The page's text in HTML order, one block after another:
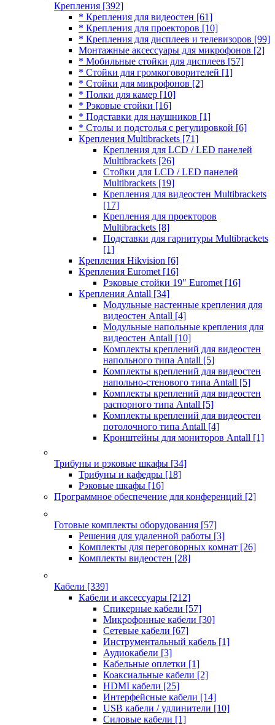
Крепления [392]
* Крепления для видеостен [61]
* Крепления для проекторов [10]
* Крепления для дисплеев и телевизоров [99]
Монтажные аксессуары для микрофонов [2]
* Мобильные стойки для дисплеев [57]
* Стойки для громкоговорителей [1]
* Стойки для микрофонов [2]
* Полки для камер [10]
* Рэковые стойки [16]
* Подставки для наушников [1]
* Столы и подстолья с регулировкой [6]
Крепления Multibrackets [71]
Крепления для LCD / LED панелей
Multibrackets [26]
Стойки для LCD / LED панелей
Multibrackets [19]
Крепления для видеостен Multibrackets
[17]
Крепления для проекторов
Multibrackets [8]
Подставки для гарнитуры Multibrackets
[1]
Крепления Hikvision [6]
Крепления Euromet [16]
Рэковые стойки 19" Euromet [16]
Крепления Antall [34]
Модульные настенные крепления для
видеостен Antall [4]
Модульные напольные крепления для
видеостен Antall [10]
Комплекты креплений для видеостен
напольного типа Antall [5]
Комплекты креплений для видеостен
напольно-стенового типа Antall [5]
Комплекты креплений для видеостен
распорного типа Antall [5]
Комплекты креплений для видеостен
потолочного типа Antall [4]
Кронштейны для мониторов Antall [1]
Трибуны и рэковые шкафы [34]
Трибуны и кафедры [18]
Рэковые шкафы [16]
Программное обеспечение для конференций [2]
Готовые комплекты оборудования [57]
Решения для удаленной работы [3]
Комплекты для переговорных комнат [26]
Комплекты видеостен [28]
Кабели [339]
Кабели и аксессуары [212]
Спикерные кабели [57]
Микрофонные кабели [30]
Сетевые кабели [67]
Инструментальный кабель [1]
Аудиокабели [3]
Кабельные оплетки [1]
Коаксиальные кабели [2]
HDMI кабели [25]
Интерфейсные кабели [14]
USB кабели / удлинители [10]
Силовые кабели [1]